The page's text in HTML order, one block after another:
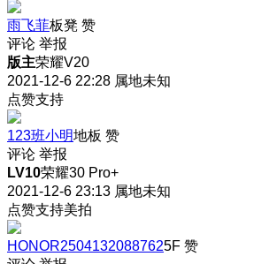
雨飞菲板凳 赞
评论 举报
版主荣耀V20
2021-12-6 22:28 属地未知
点赞支持
123班小明地板 赞
评论 举报
LV10荣耀30 Pro+
2021-12-6 23:13 属地未知
点赞支持美拍
HONOR25041320887625F 赞